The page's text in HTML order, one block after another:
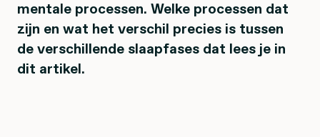
mentale processen. Welke processen dat
zijn en wat het verschil precies is tussen
de verschillende slaapfases dat lees je in
dit artikel.